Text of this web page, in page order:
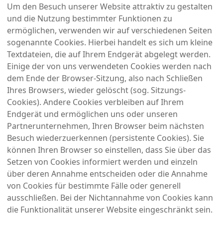
Um den Besuch unserer Website attraktiv zu gestalten
und die Nutzung bestimmter Funktionen zu
ermöglichen, verwenden wir auf verschiedenen Seiten
sogenannte Cookies. Hierbei handelt es sich um kleine
Textdateien, die auf Ihrem Endgerät abgelegt werden.
Einige der von uns verwendeten Cookies werden nach
dem Ende der Browser-Sitzung, also nach Schließen
Ihres Browsers, wieder gelöscht (sog. Sitzungs-
Cookies). Andere Cookies verbleiben auf Ihrem
Endgerät und ermöglichen uns oder unseren
Partnerunternehmen, Ihren Browser beim nächsten
Besuch wiederzuerkennen (persistente Cookies). Sie
können Ihren Browser so einstellen, dass Sie über das
Setzen von Cookies informiert werden und einzeln
über deren Annahme entscheiden oder die Annahme
von Cookies für bestimmte Fälle oder generell
ausschließen. Bei der Nichtannahme von Cookies kann
die Funktionalität unserer Website eingeschränkt sein.